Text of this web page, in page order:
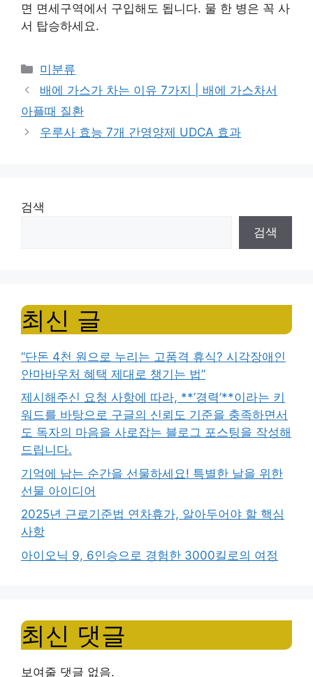
면 면세구역에서 구입해도 됩니다. 물 한 병은 꼭 사
서 탑승하세요.
Categories
미분류
배에 가스가 차는 이유 7가지 | 배에 가스차서
아플때 질환
우루사 효능 7개 간영양제 UDCA 효과
검색
검색
최신 글
“단돈 4천 원으로 누리는 고품격 휴식? 시각장애인
안마바우처 혜택 제대로 챙기는 법”
제시해주신 요청 사항에 따라, **’경력’**이라는 키
워드를 바탕으로 구글의 신뢰도 기준을 충족하면서
도 독자의 마음을 사로잡는 블로그 포스팅을 작성해
드립니다.
기억에 남는 순간을 선물하세요! 특별한 날을 위한
선물 아이디어
2025년 근로기준법 연차휴가, 알아두어야 할 핵심
사항
아이오닉 9, 6인승으로 경험한 3000킬로의 여정
최신 댓글
보여줄 댓글 없음.